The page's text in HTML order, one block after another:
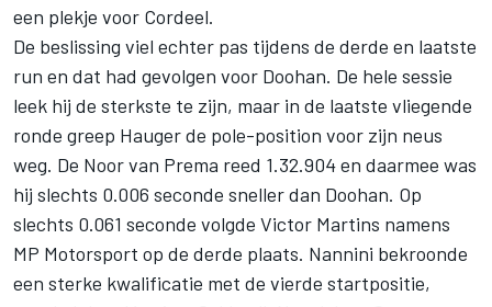
een plekje voor Cordeel.
De beslissing viel echter pas tijdens de derde en laatste
run en dat had gevolgen voor Doohan. De hele sessie
leek hij de sterkste te zijn, maar in de laatste vliegende
ronde greep Hauger de pole-position voor zijn neus
weg. De Noor van Prema reed 1.32.904 en daarmee was
hij slechts 0.006 seconde sneller dan Doohan. Op
slechts 0.061 seconde volgde Victor Martins namens
MP Motorsport op de derde plaats. Nannini bekroonde
een sterke kwalificatie met de vierde startpositie,